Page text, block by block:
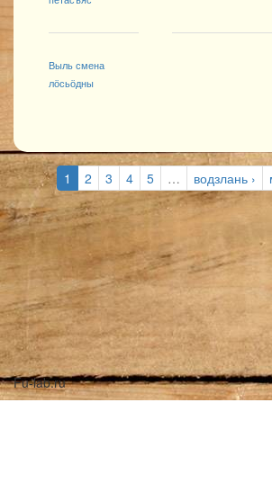
Выль смена
лӧсьӧдны
1 2 3 4 5 … водзлань ›
Fu-lab.ru